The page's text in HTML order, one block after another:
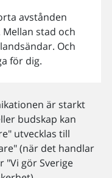
avstånden
stad och
Och
för dig.
är starkt
budskap kan
utvecklas till
(när det handlar
"Vi gör Sverige